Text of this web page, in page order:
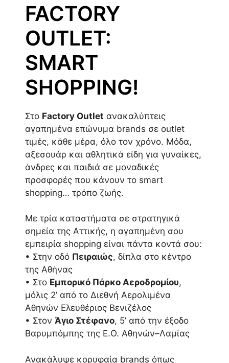
FACTORY
OUTLET:
SMART
SHOPPING!
Στο Factory Outlet ανακαλύπτεις
αγαπημένα επώνυμα brands σε outlet
τιμές, κάθε μέρα, όλο τον χρόνο. Μόδα,
αξεσουάρ και αθλητικά είδη για γυναίκες,
άνδρες και παιδιά σε μοναδικές
προσφορές που κάνουν το smart
shopping… τρόπο ζωής.
Με τρία καταστήματα σε στρατηγικά
σημεία της Αττικής, η αγαπημένη σου
εμπειρία shopping είναι πάντα κοντά σου:
• Στην οδό Πειραιώς, δίπλα στο κέντρο
της Αθήνας
• Στο Εμπορικό Πάρκο Αεροδρομίου,
μόλις 2’ από το Διεθνή Αερολιμένα
Αθηνών Ελευθέριος Βενιζέλος
• Στον Άγιο Στέφανο, 5’ από την έξοδο
Βαρυμπόμπης της Ε.Ο. Αθηνών–Λαμίας
Ανακάλυψε κορυφαία brands όπως